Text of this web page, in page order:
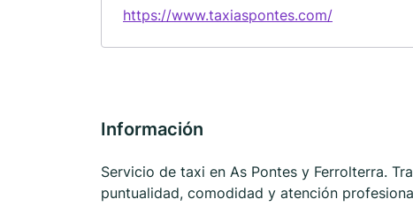
https://www.taxiaspontes.com/
Información
Servicio de taxi en As Pontes y Ferrolterra.
puntualidad, comodidad y atención